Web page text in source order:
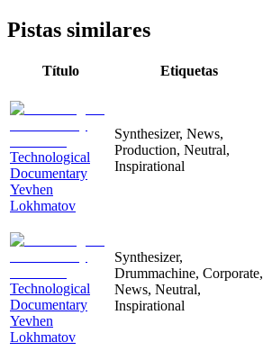
Pistas similares
Título Etiquetas
Technological
Documentary
Yevhen
Lokhmatov
Synthesizer, News,
Production, Neutral,
Inspirational
Technological
Documentary
Yevhen
Lokhmatov
Synthesizer,
Drummachine, Corporate,
News, Neutral,
Inspirational